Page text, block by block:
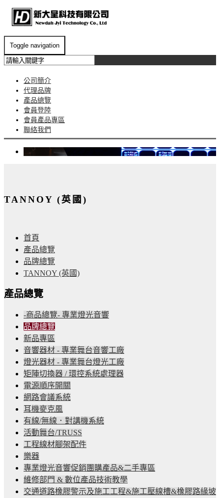
Toggle navigation
公司簡介
代理品牌
產品總覽
會員登陸
會員產品專區
聯絡我們
TANNOY (英國)
首頁
產品總覽
品牌總覽
TANNOY (英國)
產品總覽
-商品總覽- 專業燈光音響
品牌總覽
新品專區
音響器材 - 專業舞台音響工廠
燈光器材 - 專業舞台燈光工廠
矩陣切換器 / 環控系統處理器
電源順序開關
網路會議系統
耳機麥克風
有線/無線．對講機系統
活動舞台/TRUSS
工程線材腳架配件
樂器
專業燈光音響促銷團購產品&二手專區
維修部門 & 數位產品技術教學
交通道路橡膠警示及施工工程&施工壓線槽&橡膠路緣坡